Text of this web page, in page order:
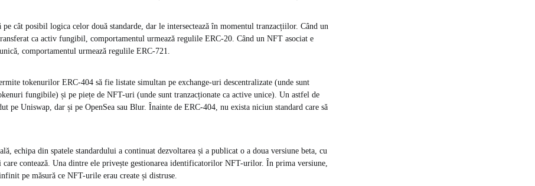
pe cât posibil logica celor două standarde, dar le intersectează în momentul tranzacțiilor. Când un
ca activ fungibil, comportamentul urmează regulile ERC-20. Când un NFT asociat e
comportamentul urmează regulile ERC-721.
tokenurilor ERC-404 să fie listate simultan pe exchange-uri descentralizate (unde sunt
fungibile) și pe piețe de NFT-uri (unde sunt tranzacționate ca active unice). Un astfel de
pe Uniswap, dar și pe OpenSea sau Blur. Înainte de ERC-404, nu exista niciun standard care să
echipa din spatele standardului a continuat dezvoltarea și a publicat o a doua versiune beta, cu
care contează. Una dintre ele privește gestionarea identificatorilor NFT-urilor. În prima versiune,
pe măsură ce NFT-urile erau create și distruse.